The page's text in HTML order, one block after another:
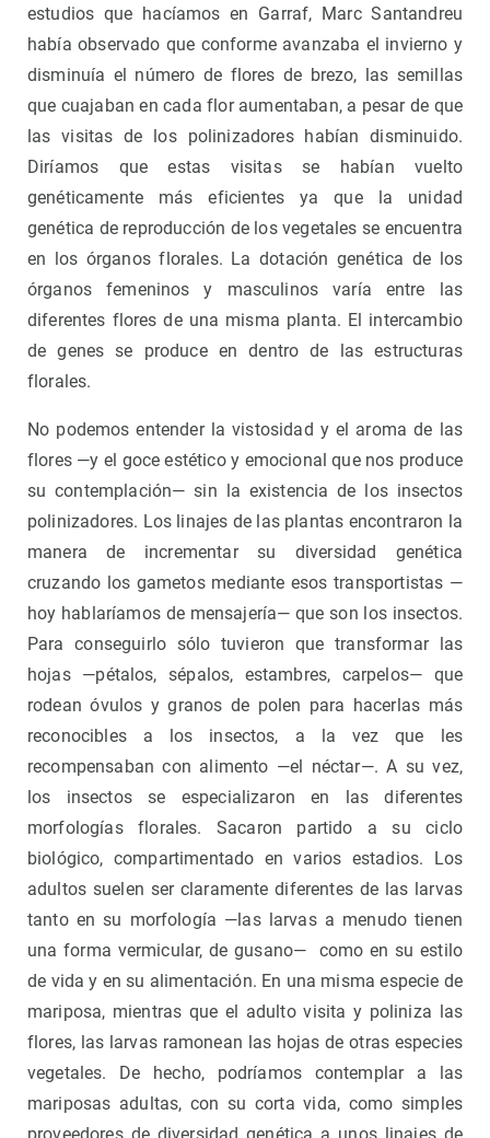
estudios que hacíamos en Garraf, Marc Santandreu
había observado que conforme avanzaba el invierno y
disminuía el número de flores de brezo, las semillas
que cuajaban en cada flor aumentaban, a pesar de que
las visitas de los polinizadores habían disminuido.
Diríamos que estas visitas se habían vuelto
genéticamente más eficientes ya que la unidad
genética de reproducción de los vegetales se encuentra
en los órganos florales. La dotación genética de los
órganos femeninos y masculinos varía entre las
diferentes flores de una misma planta. El intercambio
de genes se produce en dentro de las estructuras
florales.
No podemos entender la vistosidad y el aroma de las
flores —y el goce estético y emocional que nos produce
su contemplación— sin la existencia de los insectos
polinizadores. Los linajes de las plantas encontraron la
manera de incrementar su diversidad genética
cruzando los gametos mediante esos transportistas —
hoy hablaríamos de mensajería— que son los insectos.
Para conseguirlo sólo tuvieron que transformar las
hojas —pétalos, sépalos, estambres, carpelos— que
rodean óvulos y granos de polen para hacerlas más
reconocibles a los insectos, a la vez que les
recompensaban con alimento —el néctar—. A su vez,
los insectos se especializaron en las diferentes
morfologías florales. Sacaron partido a su ciclo
biológico, compartimentado en varios estadios. Los
adultos suelen ser claramente diferentes de las larvas
tanto en su morfología —las larvas a menudo tienen
una forma vermicular, de gusano— como en su estilo
de vida y en su alimentación. En una misma especie de
mariposa, mientras que el adulto visita y poliniza las
flores, las larvas ramonean las hojas de otras especies
vegetales. De hecho, podríamos contemplar a las
mariposas adultas, con su corta vida, como simples